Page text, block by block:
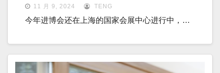
11 月 9, 2024 TENG
今年进博会还在上海的国家会展中心进行中，…